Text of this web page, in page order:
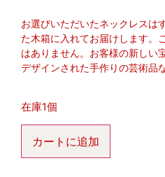
お選びいただいたネックレスは
た木箱に入れてお届けします。
はありません。お客様の新しい
デザインされた手作りの芸術品
在庫1個
カートに追加